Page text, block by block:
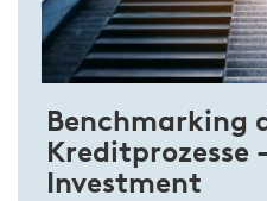
Benchmarking
Kreditprozesse
Investment